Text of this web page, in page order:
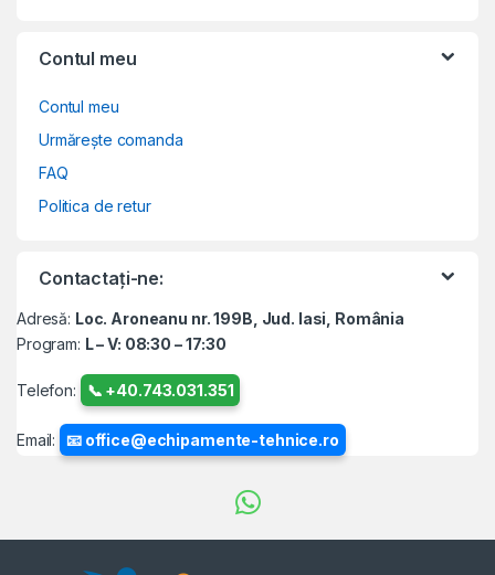
Contul meu
Contul meu
Urmărește comanda
FAQ
Politica de retur
Contactați-ne:
Adresă: Loc. Aroneanu nr. 199B, Jud. Iasi, România
Program: L – V: 08:30 – 17:30
Telefon: 📞 +40.743.031.351
Email: 📧 office@echipamente-tehnice.ro